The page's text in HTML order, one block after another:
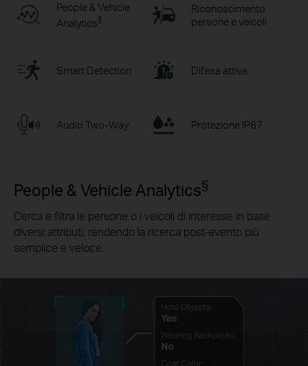
People & Vehicle
Analytics§
Riconoscimento
persone e veicoli
Smart Detection Difesa attiva
Audio Two-Way Protezione IP67
People & Vehicle Analytics§
Cerca e filtra le persone o i veicoli di interesse in base
diversi attributi, rendendo la ricerca post-evento più
semplice e veloce.